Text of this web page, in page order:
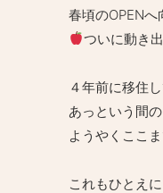
春頃のOPENへ
ついに動き
４年前に移住
あっという間
ようやくここ
これもひとえに